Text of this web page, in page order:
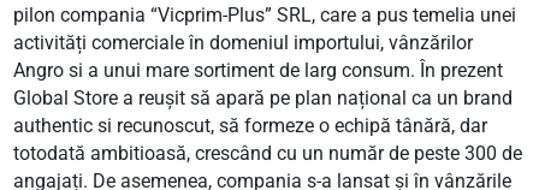
pilon compania “Vicprim-Plus” SRL, care a pus temelia unei
activități comerciale în domeniul importului, vânzărilor
Angro si a unui mare sortiment de larg consum. În prezent
Global Store a reușit să apară pe plan național ca un brand
authentic si recunoscut, să formeze o echipă tânără, dar
totodată ambitioasă, crescând cu un număr de peste 300 de
angajați. De asemenea, compania s-a lansat și în vânzările